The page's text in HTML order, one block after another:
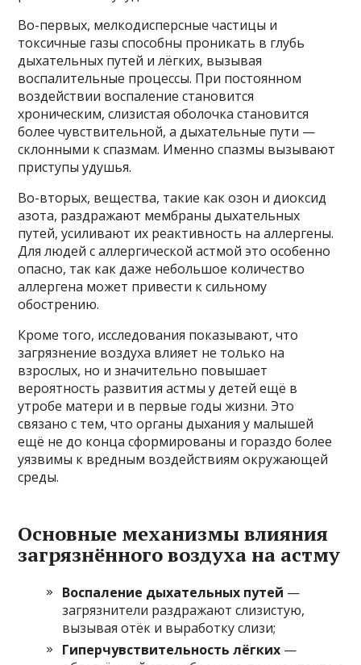
Во-первых, мелкодисперсные частицы и
токсичные газы способны проникать в глубь
дыхательных путей и лёгких, вызывая
воспалительные процессы. При постоянном
воздействии воспаление становится
хроническим, слизистая оболочка становится
более чувствительной, а дыхательные пути —
склонными к спазмам. Именно спазмы вызывают
приступы удушья.
Во-вторых, вещества, такие как озон и диоксид
азота, раздражают мембраны дыхательных
путей, усиливают их реактивность на аллергены.
Для людей с аллергической астмой это особенно
опасно, так как даже небольшое количество
аллергена может привести к сильному
обострению.
Кроме того, исследования показывают, что
загрязнение воздуха влияет не только на
взрослых, но и значительно повышает
вероятность развития астмы у детей ещё в
утробе матери и в первые годы жизни. Это
связано с тем, что органы дыхания у малышей
ещё не до конца сформированы и гораздо более
уязвимы к вредным воздействиям окружающей
среды.
Основные механизмы влияния
загрязнённого воздуха на астму
Воспаление дыхательных путей —
загрязнители раздражают слизистую,
вызывая отёк и выработку слизи;
Гиперчувствительность лёгких —